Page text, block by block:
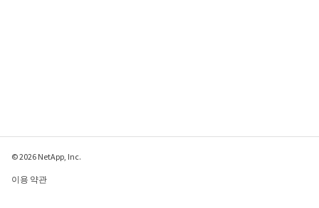
© 2026 NetApp, Inc.
이용 약관